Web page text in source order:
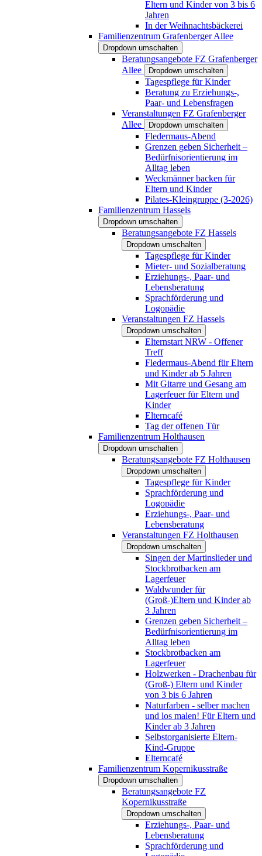
Eltern und Kinder von 3 bis 6
Jahren
In der Weihnachtsbäckerei
Familienzentrum Grafenberger Allee
Dropdown umschalten
Beratungsangebote FZ Grafenberger
Allee
Dropdown umschalten
Tagespflege für Kinder
Beratung zu Erziehungs-,
Paar- und Lebensfragen
Veranstaltungen FZ Grafenberger
Allee
Dropdown umschalten
Fledermaus-Abend
Grenzen geben Sicherheit –
Bedürfnisorientierung im
Alltag leben
Weckmänner backen für
Eltern und Kinder
Pilates-Kleingruppe (3-2026)
Familienzentrum Hassels
Dropdown umschalten
Beratungsangebote FZ Hassels
Dropdown umschalten
Tagespflege für Kinder
Mieter- und Sozialberatung
Erziehungs-, Paar- und
Lebensberatung
Sprachförderung und
Logopädie
Veranstaltungen FZ Hassels
Dropdown umschalten
Elternstart NRW - Offener
Treff
Fledermaus-Abend für Eltern
und Kinder ab 5 Jahren
Mit Gitarre und Gesang am
Lagerfeuer für Eltern und
Kinder
Elterncafé
Tag der offenen Tür
Familienzentrum Holthausen
Dropdown umschalten
Beratungsangebote FZ Holthausen
Dropdown umschalten
Tagespflege für Kinder
Sprachförderung und
Logopädie
Erziehungs-, Paar- und
Lebensberatung
Veranstaltungen FZ Holthausen
Dropdown umschalten
Singen der Martinslieder und
Stockbrotbacken am
Lagerfeuer
Waldwunder für
(Groß-)Eltern und Kinder ab
3 Jahren
Grenzen geben Sicherheit –
Bedürfnisorientierung im
Alltag leben
Stockbrotbacken am
Lagerfeuer
Holzwerken - Drachenbau für
(Groß-) Eltern und Kinder
von 3 bis 6 Jahren
Naturfarben - selber machen
und los malen! Für Eltern und
Kinder ab 3 Jahren
Selbstorganisierte Eltern-
Kind-Gruppe
Elterncafé
Familienzentrum Kopernikusstraße
Dropdown umschalten
Beratungsangebote FZ
Kopernikusstraße
Dropdown umschalten
Erziehungs-, Paar- und
Lebensberatung
Sprachförderung und